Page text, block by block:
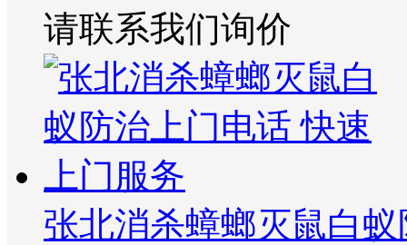
请联系我们询价
张北消杀蟑螂灭鼠白